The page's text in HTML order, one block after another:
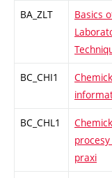
BA_ZLT
Basics
BC_CHI1
BC_CHL1
procesy
praxi